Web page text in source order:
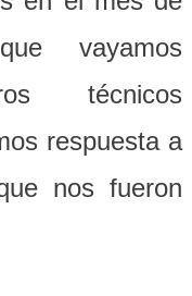
vayamos
técnicos
respuesta a
nos fueron